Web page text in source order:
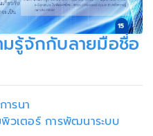
รู้จักกับลายมือชื่อ
รนา
วเตอร์ การพัฒนาระบบ